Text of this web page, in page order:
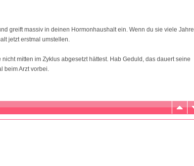
greift massiv in deinen Hormonhaushalt ein. Wenn du sie viele Jahre
jetzt erstmal umstellen.
mitten im Zyklus abgesetzt hättest. Hab Geduld, das dauert seine
beim Arzt vorbei.